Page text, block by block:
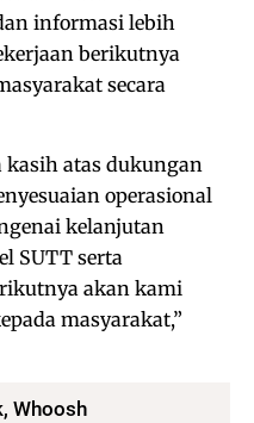
informasi lebih
berikutnya
secara
kasih atas dukungan
operasional
kelanjutan
SUTT serta
akan kami
masyarakat,”
, Whoosh